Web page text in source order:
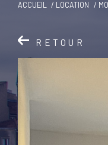
ACCUEIL LOCATION
RETOUR